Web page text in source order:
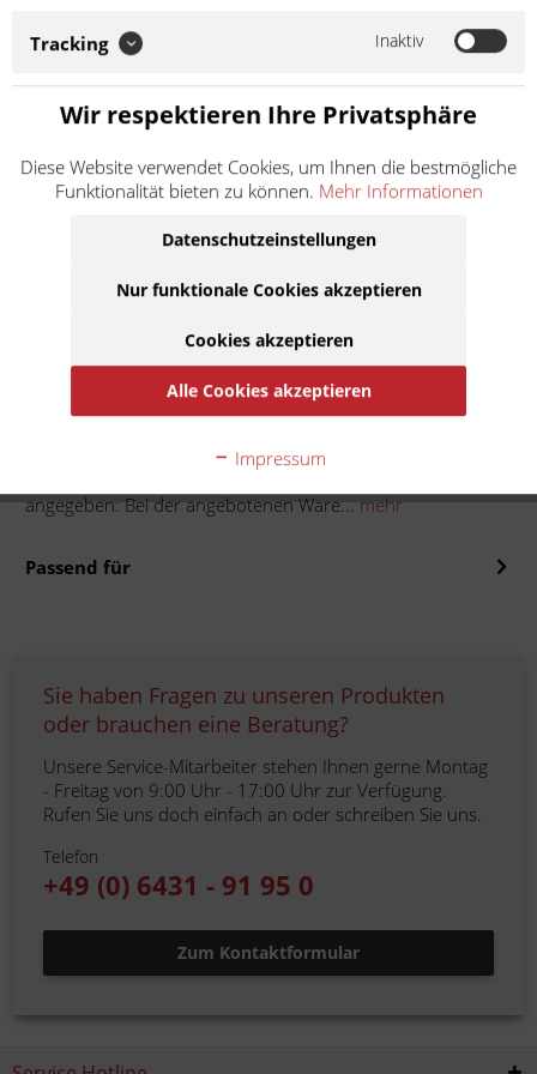
eines Drittherstellers, das nicht im Auftrag oder mit
Genehmigung des Motorradherstellers...
8,50 € *
Inhalt:1
inkl. MwSt.zzgl. Versandkosten
Lieferzeit ca. 1 Werktag
In denWarenkorb
Auf die Merkliste
angegeben: Bei der angebotenen Ware... mehr
Passend für
Sie haben Fragen zu unseren Produkten
oder brauchen eine Beratung?
Unsere Service-Mitarbeiter stehen Ihnen gerne Montag
- Freitag von 9:00 Uhr - 17:00 Uhr zur Verfügung.
Rufen Sie uns doch einfach an oder schreiben Sie uns.
Telefon
+49 (0) 6431 - 91 95 0
Zum Kontaktformular
Tracking Inaktiv
Wir respektieren Ihre Privatsphäre
Diese Website verwendet Cookies, um Ihnen die bestmögliche
Funktionalität bieten zu können. Mehr Informationen
Datenschutzeinstellungen
Nur funktionale Cookies akzeptieren
Cookies akzeptieren
Alle Cookies akzeptieren
Impressum